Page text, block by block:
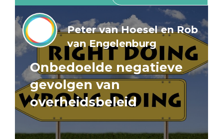
Peter van Hoesel en Rob
van Engelenburg
Onbedoelde negatieve
gevolgen van
overheidsbeleid